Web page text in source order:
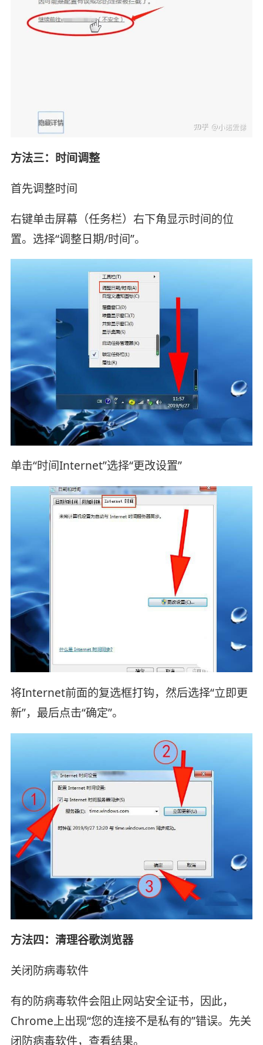
方法三：时间调整
首先调整时间
右键单击屏幕（任务栏）右下角显示时间的位
置。选择“调整日期/时间”。
单击“时间Internet”选择“更改设置”
将Internet前面的复选框打钩，然后选择“立即更
新”，最后点击“确定”。
方法四：清理谷歌浏览器
关闭防病毒软件
有的防病毒软件会阻止网站安全证书，因此，
Chrome上出现“您的连接不是私有的”错误。先关
闭防病毒软件，查看结果。